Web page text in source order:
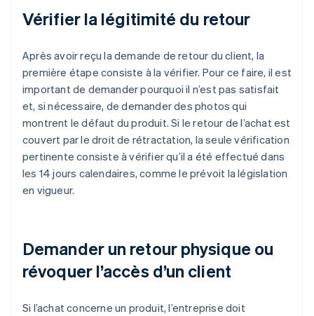
Vérifier la légitimité du retour
Après avoir reçu la demande de retour du client, la
première étape consiste à la vérifier. Pour ce faire, il est
important de demander pourquoi il n’est pas satisfait
et, si nécessaire, de demander des photos qui
montrent le défaut du produit. Si le retour de l’achat est
couvert par le droit de rétractation, la seule vérification
pertinente consiste à vérifier qu’il a été effectué dans
les 14 jours calendaires, comme le prévoit la législation
en vigueur.
Demander un retour physique ou
révoquer l’accès d’un client
Si l’achat concerne un produit, l’entreprise doit